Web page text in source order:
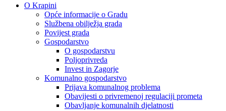
O Krapini
Opće informacije o Gradu
Službena obilježja grada
Povijest grada
Gospodarstvo
O gospodarstvu
Poljoprivreda
Invest in Zagorje
Komunalno gospodarstvo
Prijava komunalnog problema
Obavijesti o privremenoj regulaciji prometa
Obavljanje komunalnih djelatnosti